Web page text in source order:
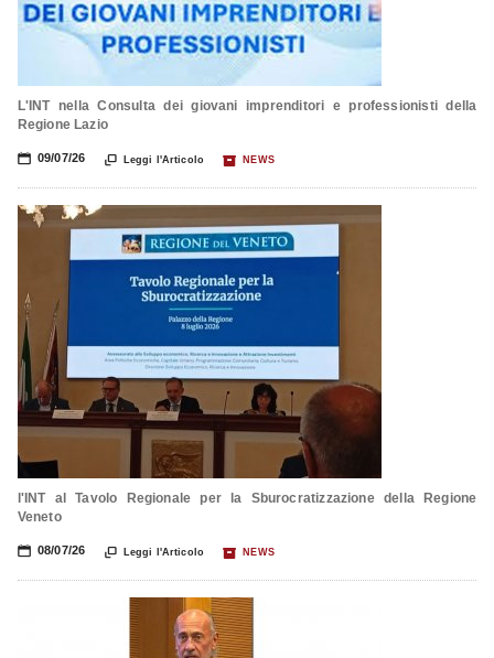
L'INT nella Consulta dei giovani imprenditori e professionisti della
Regione Lazio
📅 09/07/26  Leggi l'Articolo 📦 NEWS
l'INT al Tavolo Regionale per la Sburocratizzazione della Regione
Veneto
📅 08/07/26  Leggi l'Articolo 📦 NEWS